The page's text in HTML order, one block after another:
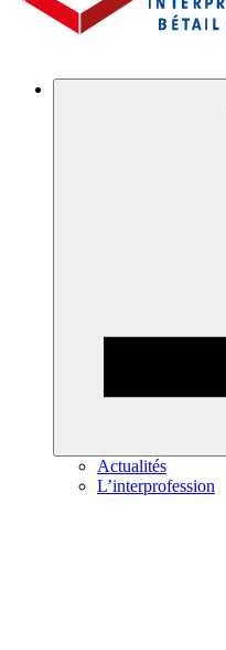
Actualités
L’interprofession